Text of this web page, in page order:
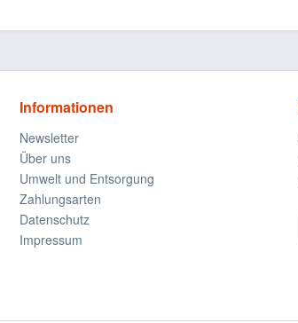
Informationen
Newsletter
Über uns
Umwelt und Entsorgung
Zahlungsarten
Datenschutz
Impressum